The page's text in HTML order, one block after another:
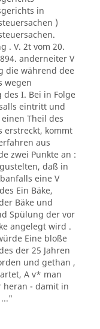
in
)
. V. 2t vom 20.
anderneiter V
die während dee
wegen
des I. Bei in Folge
eintritt und
Theil des
erstreckt, kommt
aus
zwei Punkte an :
daß in
eine V
Ein Bäke,
Bäke und
Spülung der vor
angelegt wird .
Eine bloße
der 25 Jahren
und gethan ,
A v* man
heran - damit in